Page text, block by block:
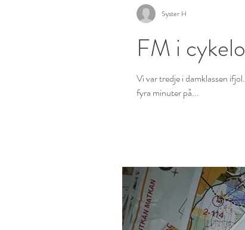
FM i
Vi var tredje i damklassen
fyra minuter på...
Syster H